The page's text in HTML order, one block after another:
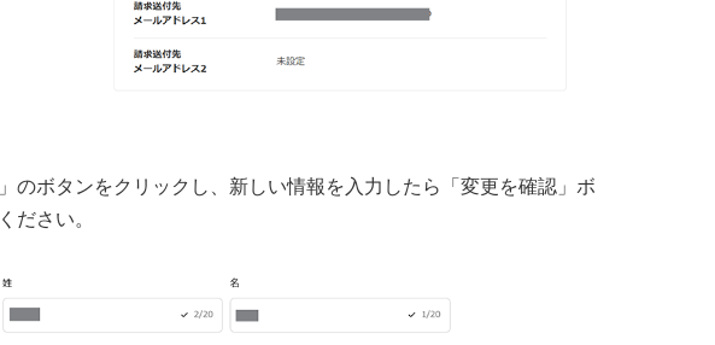
のボタンをクリックし、新しい情報を入力したら「変更を確認」ボ
ださい。